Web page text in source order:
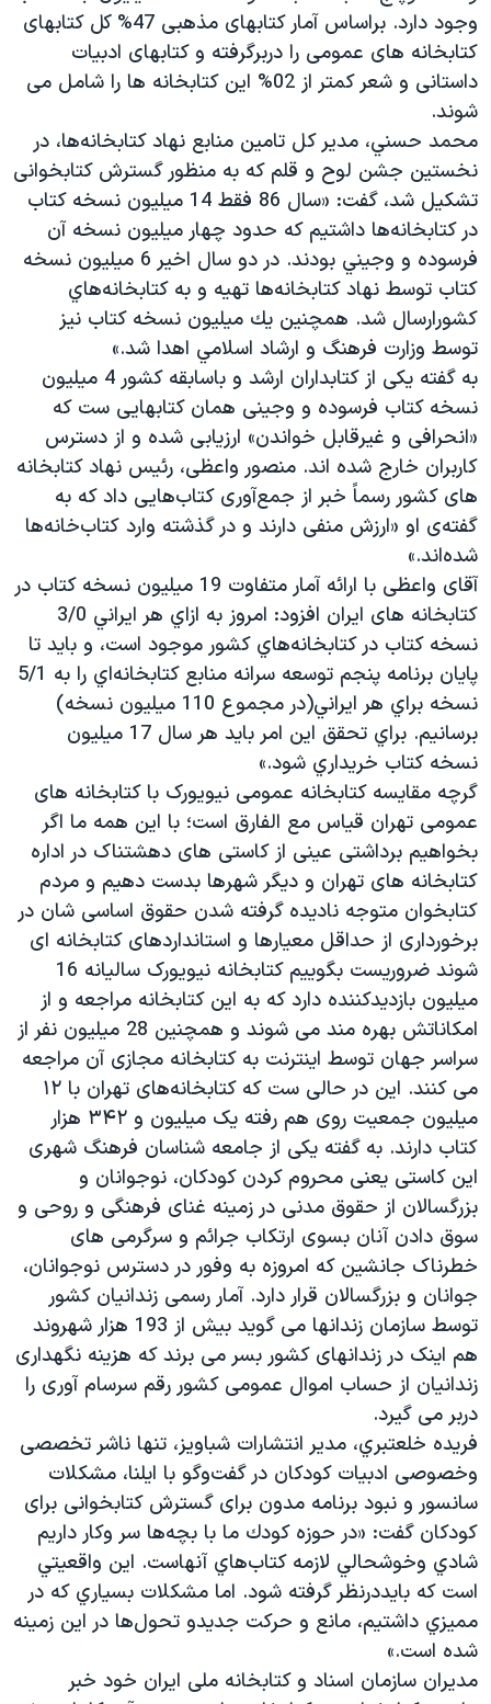
وجود دارد. براساس آمار کتابهای مذهبی 47% کل کتابهای
کتابخانه های عمومی را دربرگرفته و کتابهای ادبیات
داستانی و شعر کمتر از 02% این کتابخانه ها را شامل می
شوند.
محمد حسني، مدير كل تامين منابع نهاد كتابخانه‌ها، در
نخستین جشن لوح و قلم که به منظور گسترش کتابخوانی
تشکیل شد، گفت: «سال 86 فقط 14 ميليون نسخه كتاب
در كتابخانه‌ها داشتيم كه حدود چهار ميليون نسخه آن
فرسوده و وجيني بودند. در دو سال اخير 6 ميليون نسخه
كتاب توسط نهاد كتابخانه‌ها تهيه و به كتابخانه‌هاي
كشورارسال شد. همچنين يك ميليون نسخه كتاب نيز
توسط وزارت فرهنگ و ارشاد اسلامي اهدا شد.»
به گفته یکی از کتابداران ارشد و باسابقه کشور 4 میلیون
نسخه کتاب فرسوده و وجینی همان کتابهایی ست که
«انحرافی و غیرقابل خواندن» ارزیابی شده و از دسترس
کاربران خارج شده اند. منصور واعظی، رئیس نهاد کتابخانه
های کشور رسماً خبر از جمع‌آوری کتاب‌هایی داد که به
گفته‌ی او «ارزش منفی دارند و در گذشته وارد‎ ‎کتاب‌خانه‌ها
شده‌اند.»
آقای واعظی با ارائه آمار متفاوت 19 میلیون نسخه کتاب در
کتابخانه های ایران افزود: امروز به ازاي هر ايراني 3/0
نسخه كتاب در كتابخانه‌هاي كشور موجود است، و بايد تا
پايان برنامه پنجم توسعه سرانه منابع كتابخانه‌اي را به 5/1
نسخه براي هر ايراني(در مجموع 110 ميليون نسخه)
برسانيم. براي تحقق اين امر بايد هر سال 17 ميليون
نسخه كتاب خريداري شود.»
گرچه مقایسه کتابخانه عمومی نیویورک با کتابخانه های
عمومی تهران قیاس مع الفارق است؛ با این همه ما اگر
بخواهیم برداشتی عینی از کاستی های دهشتناک در اداره
کتابخانه های تهران و دیگر شهرها بدست دهیم و مردم
کتابخوان متوجه نادیده گرفته شدن حقوق اساسی شان در
برخورداری از حداقل معیارها و استانداردهای کتابخانه ای
شوند ضروریست بگوییم کتابخانه نیویورک سالیانه 16
میلیون بازدیدکننده دارد که به این کتابخانه مراجعه و از
امکاناتش بهره مند می شوند و همچنین 28 میلیون نفر از
سراسر جهان توسط اینترنت به کتابخانه مجازی آن مراجعه
می کنند. این در حالی ست که کتابخانه‌های تهران با ۱۲
میلیون جمعیت روی هم رفته یک میلیون و ۳۴۲ هزار
کتاب دارند. به گفته یکی از جامعه شناسان فرهنگ شهری
این کاستی یعنی محروم کردن کودکان، نوجوانان و
بزرگسالان از حقوق مدنی در زمینه غنای فرهنگی و روحی و
سوق دادن آنان بسوی ارتکاب جرائم و سرگرمی های
خطرناک جانشین که امروزه به وفور در دسترس نوجوانان،
جوانان و بزرگسالان قرار دارد. آمار رسمی زندانیان کشور
توسط سازمان زندانها می گوید بیش از 193 هزار شهروند
هم اینک در زندانهای کشور بسر می برند که هزینه نگهداری
زندانیان از حساب اموال عمومی کشور رقم سرسام آوری را
دربر می گیرد.
فريده خلعتبري، مدیر انتشارات شباویز، تنها ناشر تخصصی
وخصوصی ادبیات کودکان در گفت‌وگو با ايلنا، مشكلات
سانسور و نبود برنامه مدون برای گسترش کتابخوانی برای
کودکان گفت: «در حوزه كودك ما با بچه‌ها سر وكار داريم
شادي وخوشحالي لازمه كتاب‌هاي آنهاست. اين واقعيتي
است كه بايددرنظر گرفته شود. اما مشكلات بسياري كه در
مميزي داشتيم، مانع و حركت جديدو تحول‌ها در اين زمينه
شده است.»
مدیران سازمان اسناد و کتابخانه ملی ایران خود خبر